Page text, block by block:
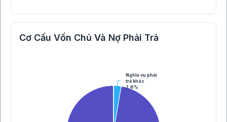
Cơ Cấu Vốn Chủ Và Nợ Phải Trả
Nghĩa vụ phải
trả khác
2.6%